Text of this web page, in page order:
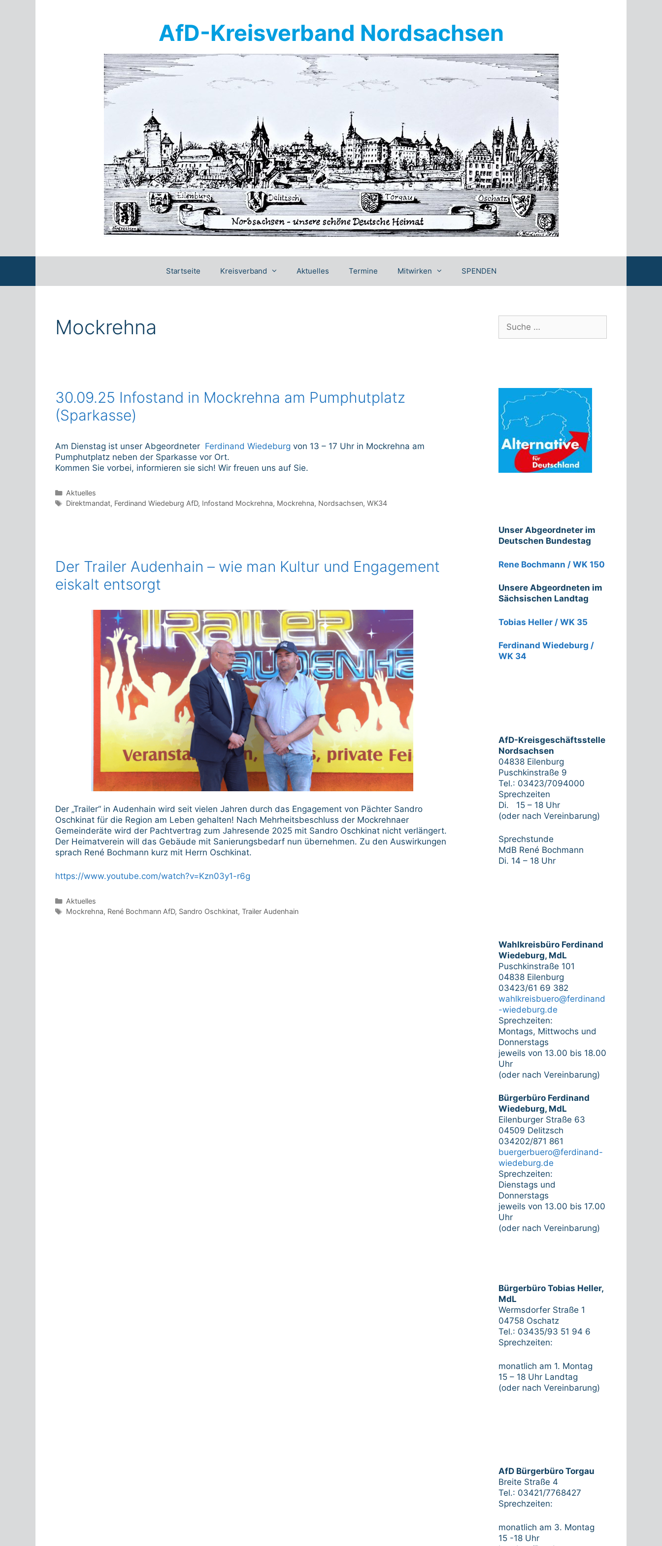
AfD-Kreisverband Nordsachsen
Startseite Kreisverband Aktuelles Termine Mitwirken SPENDEN
Mockrehna
30.09.25 Infostand in Mockrehna am Pumphutplatz
(Sparkasse)
Am Dienstag ist unser Abgeordneter Ferdinand Wiedeburg von 13 – 17 Uhr in Mockrehna am
Pumphutplatz neben der Sparkasse vor Ort.
Kommen Sie vorbei, informieren sie sich! Wir freuen uns auf Sie.
Kategorien
Aktuelles
Schlagwörter
Direktmandat, Ferdinand Wiedeburg AfD, Infostand Mockrehna, Mockrehna, Nordsachsen, WK34
Der Trailer Audenhain – wie man Kultur und Engagement
eiskalt entsorgt
Der „Trailer“ in Audenhain wird seit vielen Jahren durch das Engagement von Pächter Sandro
Oschkinat für die Region am Leben gehalten! Nach Mehrheitsbeschluss der Mockrehnaer
Gemeinderäte wird der Pachtvertrag zum Jahresende 2025 mit Sandro Oschkinat nicht verlängert.
Der Heimatverein will das Gebäude mit Sanierungsbedarf nun übernehmen. Zu den Auswirkungen
sprach René Bochmann kurz mit Herrn Oschkinat.
https://www.youtube.com/watch?v=Kzn03y1-r6g
Kategorien
Aktuelles
Schlagwörter
Mockrehna, René Bochmann AfD, Sandro Oschkinat, Trailer Audenhain
nach:
Unser Abgeordneter im
Deutschen Bundestag
Rene Bochmann / WK 150
Unsere Abgeordneten im
Sächsischen Landtag
Tobias Heller / WK 35
Ferdinand Wiedeburg /
WK 34
AfD-Kreisgeschäftsstelle
Nordsachsen
04838 Eilenburg
Puschkinstraße 9
Tel.: 03423/7094000
Sprechzeiten
Di. 15 – 18 Uhr
(oder nach Vereinbarung)
Sprechstunde
MdB René Bochmann
Di. 14 – 18 Uhr
Wahlkreisbüro Ferdinand
Wiedeburg, MdL
Puschkinstraße 101
04838 Eilenburg
03423/61 69 382
wahlkreisbuero@ferdinand
-wiedeburg.de
Sprechzeiten:
Montags, Mittwochs und
Donnerstags
jeweils von 13.00 bis 18.00
Uhr
(oder nach Vereinbarung)
Bürgerbüro Ferdinand
Wiedeburg, MdL
Eilenburger Straße 63
04509 Delitzsch
034202/871 861
buergerbuero@ferdinand-
wiedeburg.de
Sprechzeiten:
Dienstags und
Donnerstags
jeweils von 13.00 bis 17.00
Uhr
(oder nach Vereinbarung)
Bürgerbüro Tobias Heller,
MdL
Wermsdorfer Straße 1
04758 Oschatz
Tel.: 03435/93 51 94 6
Sprechzeiten:
monatlich am 1. Montag
15 – 18 Uhr Landtag
(oder nach Vereinbarung)
AfD Bürgerbüro Torgau
Breite Straße 4
Tel.: 03421/7768427
Sprechzeiten:
monatlich am 3. Montag
15 -18 Uhr